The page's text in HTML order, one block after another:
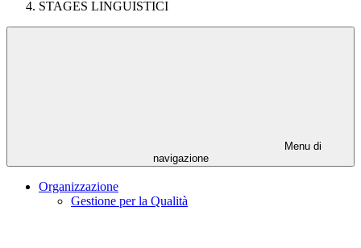
STAGES LINGUISTICI
Menu di
navigazione
Organizzazione
Gestione per la Qualità